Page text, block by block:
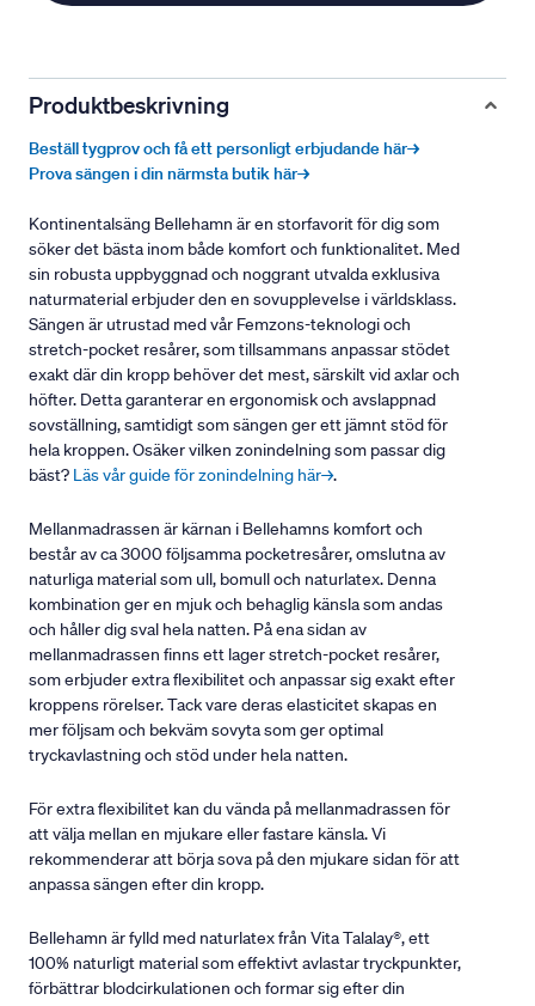
Produktbeskrivning
Beställ tygprov och få ett personligt erbjudande här→
Prova sängen i din närmsta butik här→
Kontinentalsäng Bellehamn är en storfavorit för dig som
söker det bästa inom både komfort och funktionalitet. Med
sin robusta uppbyggnad och noggrant utvalda exklusiva
naturmaterial erbjuder den en sovupplevelse i världsklass.
Sängen är utrustad med vår Femzons-teknologi och
stretch-pocket resårer, som tillsammans anpassar stödet
exakt där din kropp behöver det mest, särskilt vid axlar och
höfter. Detta garanterar en ergonomisk och avslappnad
sovställning, samtidigt som sängen ger ett jämnt stöd för
hela kroppen. Osäker vilken zonindelning som passar dig
bäst? Läs vår guide för zonindelning här→.
Mellanmadrassen är kärnan i Bellehamns komfort och
består av ca 3000 följsamma pocketresårer, omslutna av
naturliga material som ull, bomull och naturlatex. Denna
kombination ger en mjuk och behaglig känsla som andas
och håller dig sval hela natten. På ena sidan av
mellanmadrassen finns ett lager stretch-pocket resårer,
som erbjuder extra flexibilitet och anpassar sig exakt efter
kroppens rörelser. Tack vare deras elasticitet skapas en
mer följsam och bekväm sovyta som ger optimal
tryckavlastning och stöd under hela natten.
För extra flexibilitet kan du vända på mellanmadrassen för
att välja mellan en mjukare eller fastare känsla. Vi
rekommenderar att börja sova på den mjukare sidan för att
anpassa sängen efter din kropp.
Bellehamn är fylld med naturlatex från Vita Talalay®, ett
100% naturligt material som effektivt avlastar tryckpunkter,
förbättrar blodcirkulationen och formar sig efter din